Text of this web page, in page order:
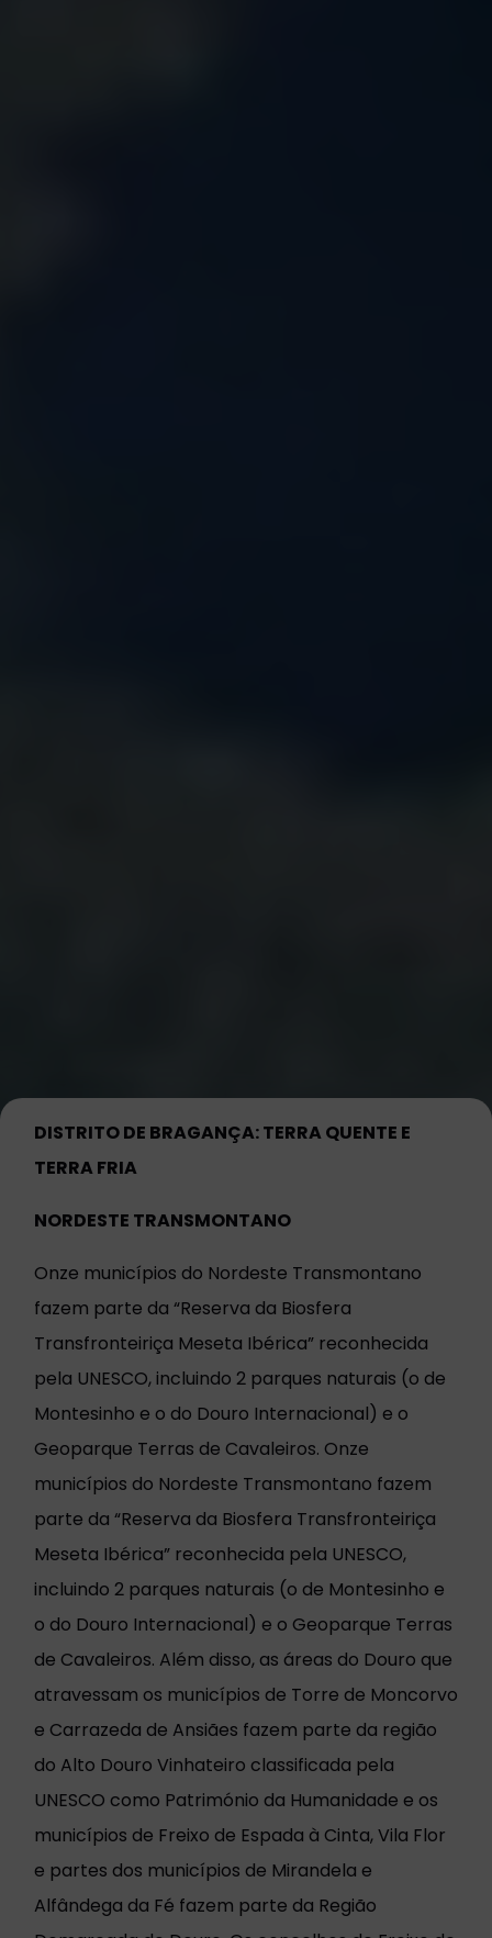
DISTRITO DE BRAGANÇA: TERRA QUENTE E
TERRA FRIA
NORDESTE TRANSMONTANO
Onze municípios do Nordeste Transmontano
fazem parte da “Reserva da Biosfera
Transfronteiriça Meseta Ibérica” reconhecida
pela UNESCO, incluindo 2 parques naturais (o de
Montesinho e o do Douro Internacional) e o
Geoparque Terras de Cavaleiros. Onze
municípios do Nordeste Transmontano fazem
parte da “Reserva da Biosfera Transfronteiriça
Meseta Ibérica” reconhecida pela UNESCO,
incluindo 2 parques naturais (o de Montesinho e
o do Douro Internacional) e o Geoparque Terras
de Cavaleiros. Além disso, as áreas do Douro que
atravessam os municípios de Torre de Moncorvo
e Carrazeda de Ansiães fazem parte da região
do Alto Douro Vinhateiro classificada pela
UNESCO como Património da Humanidade e os
municípios de Freixo de Espada à Cinta, Vila Flor
e partes dos municípios de Mirandela e
Alfândega da Fé fazem parte da Região